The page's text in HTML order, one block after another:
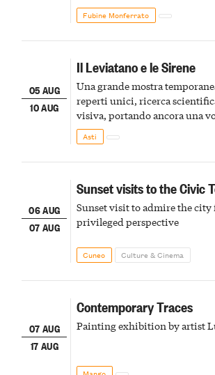
Fubine Monferrato
05 AUG
10 AUG
Il Leviatano e le Sirene
Una grande mostra
reperti unici, ricerca
visiva, portando ancora una
della scena le meraviglie del
Asti
06 AUG
07 AUG
Sunset visits to the Civic
Sunset visit to admire the city
privileged perspective
Cuneo Culture & Cinema
07 AUG
17 AUG
Contemporary Traces
Painting exhibition by artist